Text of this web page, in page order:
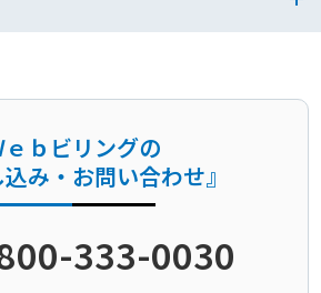
）変更
知先変更
）
ｂビリングの
込み・お問い合わせ』
333-0030